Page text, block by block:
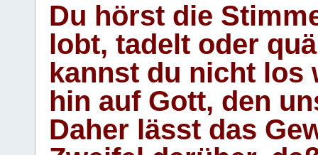
Du hörst die
lobt, tadelt oder
kannst du nicht los
hin auf Gott, den
Daher lässt das